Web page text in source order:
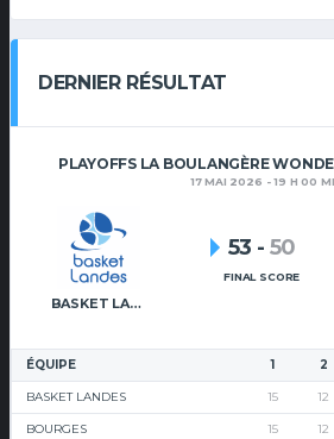
DERNIER RÉSULTAT
PLAYOFFS LA BOULANGÈRE
17 MAI 2026 - 19 H 00
BASKET LANDES
53 - 50
FINAL SCORE
ÉQUIPE 1 2
BASKET LANDES 15 12
BOURGES 15 12